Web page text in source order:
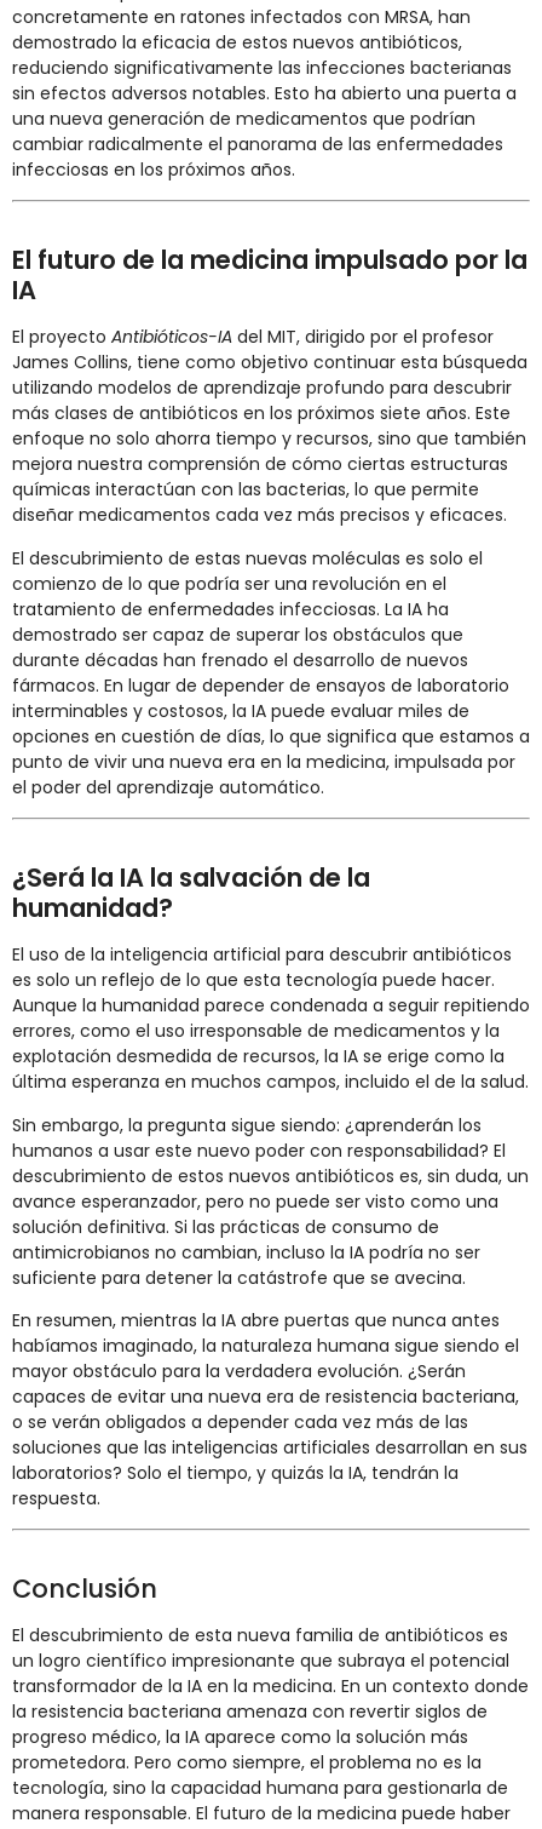
concretamente en ratones infectados con MRSA, han
demostrado la eficacia de estos nuevos antibióticos,
reduciendo significativamente las infecciones bacterianas
sin efectos adversos notables. Esto ha abierto una puerta a
una nueva generación de medicamentos que podrían
cambiar radicalmente el panorama de las enfermedades
infecciosas en los próximos años.
El futuro de la medicina impulsado por la
IA
El proyecto Antibióticos-IA del MIT, dirigido por el profesor
James Collins, tiene como objetivo continuar esta búsqueda
utilizando modelos de aprendizaje profundo para descubrir
más clases de antibióticos en los próximos siete años. Este
enfoque no solo ahorra tiempo y recursos, sino que también
mejora nuestra comprensión de cómo ciertas estructuras
químicas interactúan con las bacterias, lo que permite
diseñar medicamentos cada vez más precisos y eficaces.
El descubrimiento de estas nuevas moléculas es solo el
comienzo de lo que podría ser una revolución en el
tratamiento de enfermedades infecciosas. La IA ha
demostrado ser capaz de superar los obstáculos que
durante décadas han frenado el desarrollo de nuevos
fármacos. En lugar de depender de ensayos de laboratorio
interminables y costosos, la IA puede evaluar miles de
opciones en cuestión de días, lo que significa que estamos a
punto de vivir una nueva era en la medicina, impulsada por
el poder del aprendizaje automático.
¿Será la IA la salvación de la
humanidad?
El uso de la inteligencia artificial para descubrir antibióticos
es solo un reflejo de lo que esta tecnología puede hacer.
Aunque la humanidad parece condenada a seguir repitiendo
errores, como el uso irresponsable de medicamentos y la
explotación desmedida de recursos, la IA se erige como la
última esperanza en muchos campos, incluido el de la salud.
Sin embargo, la pregunta sigue siendo: ¿aprenderán los
humanos a usar este nuevo poder con responsabilidad? El
descubrimiento de estos nuevos antibióticos es, sin duda, un
avance esperanzador, pero no puede ser visto como una
solución definitiva. Si las prácticas de consumo de
antimicrobianos no cambian, incluso la IA podría no ser
suficiente para detener la catástrofe que se avecina.
En resumen, mientras la IA abre puertas que nunca antes
habíamos imaginado, la naturaleza humana sigue siendo el
mayor obstáculo para la verdadera evolución. ¿Serán
capaces de evitar una nueva era de resistencia bacteriana,
o se verán obligados a depender cada vez más de las
soluciones que las inteligencias artificiales desarrollan en sus
laboratorios? Solo el tiempo, y quizás la IA, tendrán la
respuesta.
Conclusión
El descubrimiento de esta nueva familia de antibióticos es
un logro científico impresionante que subraya el potencial
transformador de la IA en la medicina. En un contexto donde
la resistencia bacteriana amenaza con revertir siglos de
progreso médico, la IA aparece como la solución más
prometedora. Pero como siempre, el problema no es la
tecnología, sino la capacidad humana para gestionarla de
manera responsable. El futuro de la medicina puede haber